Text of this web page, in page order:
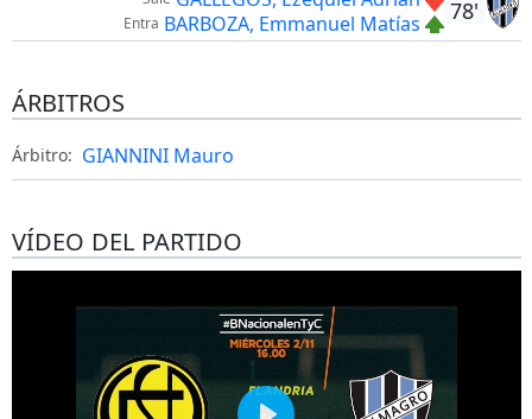
78'
Entra BARBOZA, Emmanuel Matías
ÁRBITROS
Árbitro: GIANNINI Mauro
VÍDEO DEL PARTIDO